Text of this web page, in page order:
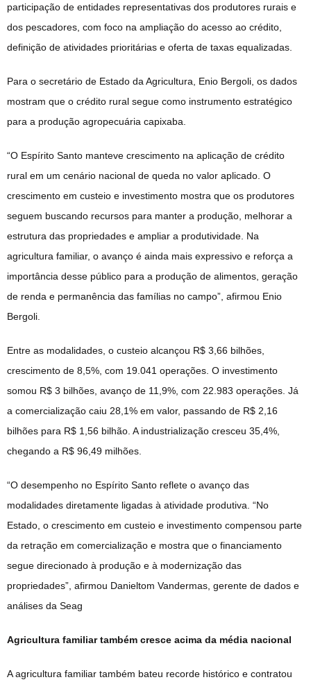
participação de entidades representativas dos produtores rurais e
dos pescadores, com foco na ampliação do acesso ao crédito,
definição de atividades prioritárias e oferta de taxas equalizadas.
Para o secretário de Estado da Agricultura, Enio Bergoli, os dados
mostram que o crédito rural segue como instrumento estratégico
para a produção agropecuária capixaba.
“O Espírito Santo manteve crescimento na aplicação de crédito
rural em um cenário nacional de queda no valor aplicado. O
crescimento em custeio e investimento mostra que os produtores
seguem buscando recursos para manter a produção, melhorar a
estrutura das propriedades e ampliar a produtividade. Na
agricultura familiar, o avanço é ainda mais expressivo e reforça a
importância desse público para a produção de alimentos, geração
de renda e permanência das famílias no campo”, afirmou Enio
Bergoli.
Entre as modalidades, o custeio alcançou R$ 3,66 bilhões,
crescimento de 8,5%, com 19.041 operações. O investimento
somou R$ 3 bilhões, avanço de 11,9%, com 22.983 operações. Já
a comercialização caiu 28,1% em valor, passando de R$ 2,16
bilhões para R$ 1,56 bilhão. A industrialização cresceu 35,4%,
chegando a R$ 96,49 milhões.
“O desempenho no Espírito Santo reflete o avanço das
modalidades diretamente ligadas à atividade produtiva. “No
Estado, o crescimento em custeio e investimento compensou parte
da retração em comercialização e mostra que o financiamento
segue direcionado à produção e à modernização das
propriedades”, afirmou Danieltom Vandermas, gerente de dados e
análises da Seag
Agricultura familiar também cresce acima da média nacional
A agricultura familiar também bateu recorde histórico e contratou